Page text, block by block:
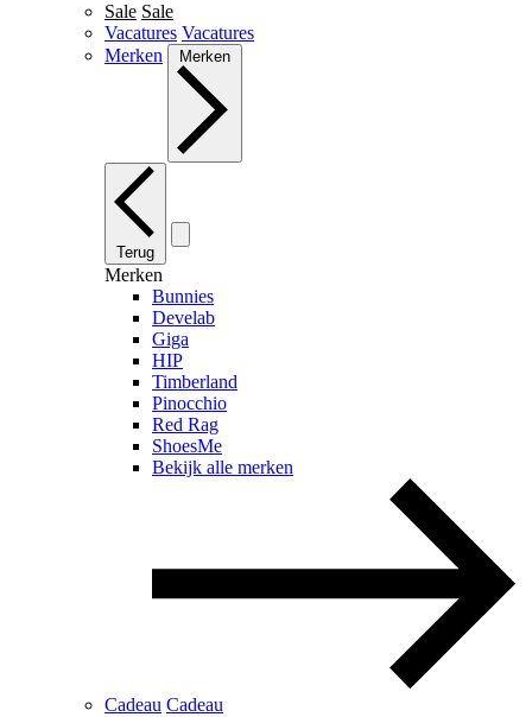
Sale Sale
Vacatures Vacatures
Merken
Merken
Terug
Merken
Bunnies
Develab
Giga
HIP
Timberland
Pinocchio
Red Rag
ShoesMe
Bekijk alle merken
Cadeau Cadeau